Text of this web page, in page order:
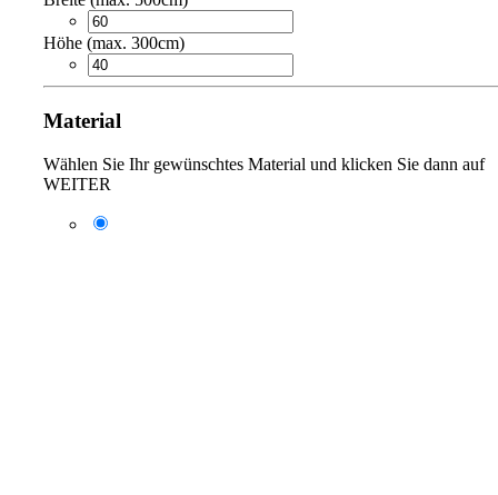
Höhe (max. 300cm)
Material
Wählen Sie Ihr gewünschtes Material und klicken Sie dann auf
WEITER